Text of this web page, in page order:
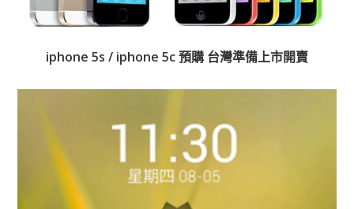
iphone 5s / iphone 5c 預購 台灣準備上市開賣